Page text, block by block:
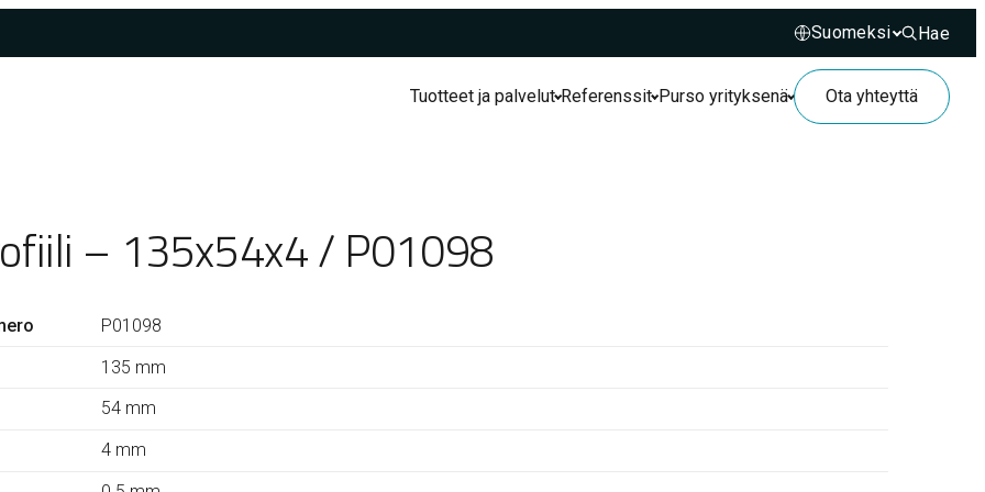
Hae
Hae
Tuotteet ja palvelut Referenssit Purso yrityksenä Ota yhteyttä
– 135x54x4 / P01098
P01098
135 mm
54 mm
4 mm